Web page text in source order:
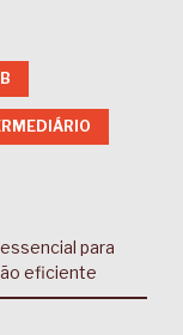
para
eficiente